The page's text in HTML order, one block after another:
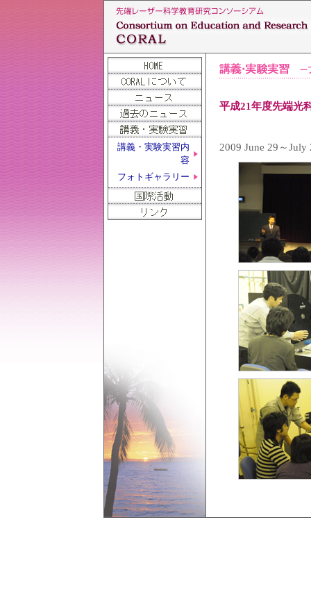
講義・実験実習内
容
フォトギャラリー
平成21年度先端光
2009 June 29～